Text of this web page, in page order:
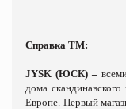
Справка ТМ:
JYSK (ЮСК) –
дома
Европе. Первый